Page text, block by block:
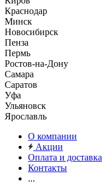
Краснодар
Минск
Новосибирск
Пенза
Пермь
Ростов-на-Дону
Самара
Саратов
Уфа
Ульяновск
Ярославль
О компании
Акции
Оплата и доставка
Контакты
...